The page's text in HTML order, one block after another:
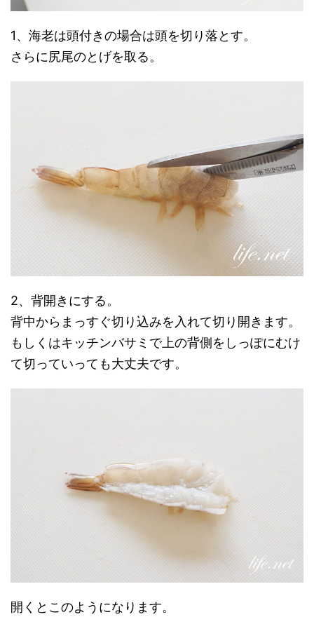
1、海老は頭付きの場合は頭を切り落とす。
さらに尻尾のとげを取る。
2、背開きにする。
背中からまっすぐ切り込みを入れて切り開きます。
もしくはキッチンバサミで上の背側をしっぽにむけ
て切っていっても大丈夫です。
開くとこのようになります。